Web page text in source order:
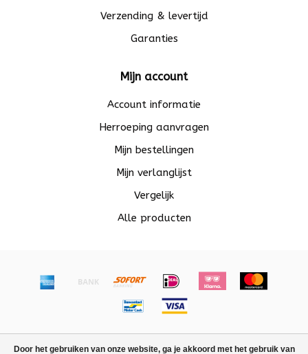
Door het gebruiken van onze website, ga je akkoord met het gebruik van
Verzending & levertijd
Garanties
Mijn account
Account informatie
Herroeping aanvragen
Mijn bestellingen
Mijn verlanglijst
Vergelijk
Alle producten